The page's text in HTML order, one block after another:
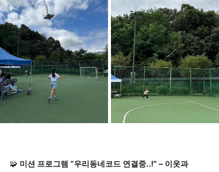
🧩 미션 프로그램 “우리동네코드 연결중..!” – 이웃과